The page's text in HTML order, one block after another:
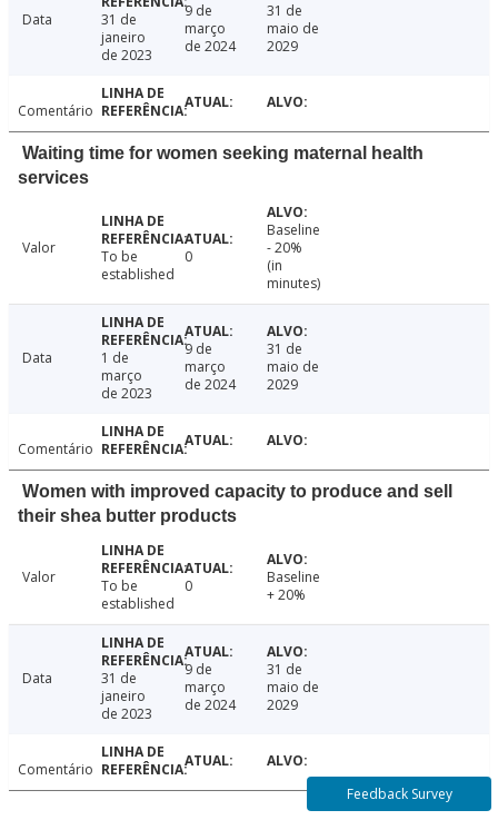
Data
31 de
janeiro
de 2023
9 de
março
de 2024
31 de
maio de
2029
Comentário
Waiting time for women seeking maternal health
services
Valor
To be
established
0
Baseline
- 20%
(in
minutes)
Data
1 de
março
de 2023
9 de
março
de 2024
31 de
maio de
2029
Comentário
Women with improved capacity to produce and sell
their shea butter products
Valor
To be
established
0
Baseline
+ 20%
Data
31 de
janeiro
de 2023
9 de
março
de 2024
31 de
maio de
2029
Comentário
Feedback Survey